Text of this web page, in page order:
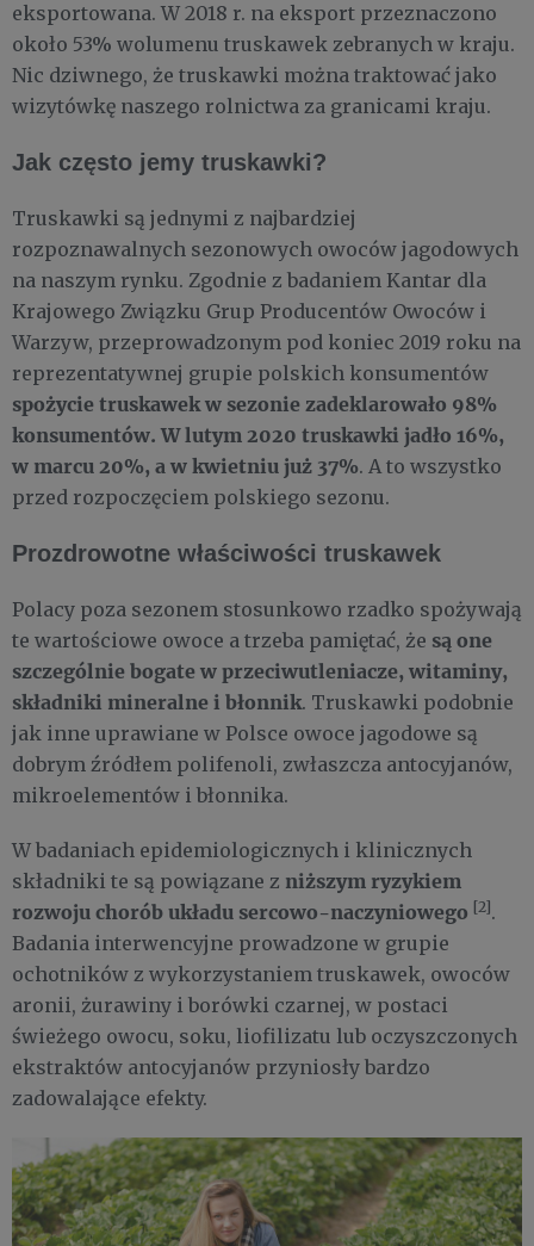
eksportowana. W 2018 r. na eksport przeznaczono
około 53% wolumenu truskawek zebranych w kraju.
Nic dziwnego, że truskawki można traktować jako
wizytówkę naszego rolnictwa za granicami kraju.
Jak często jemy truskawki?
Truskawki są jednymi z najbardziej
rozpoznawalnych sezonowych owoców jagodowych
na naszym rynku. Zgodnie z badaniem Kantar dla
Krajowego Związku Grup Producentów Owoców i
Warzyw, przeprowadzonym pod koniec 2019 roku na
reprezentatywnej grupie polskich konsumentów
spożycie truskawek w sezonie zadeklarowało 98%
konsumentów. W lutym 2020 truskawki jadło 16%,
w marcu 20%, a w kwietniu już 37%. A to wszystko
przed rozpoczęciem polskiego sezonu.
Prozdrowotne właściwości truskawek
Polacy poza sezonem stosunkowo rzadko spożywają
te wartościowe owoce a trzeba pamiętać, że są one
szczególnie bogate w przeciwutleniacze, witaminy,
składniki mineralne i błonnik. Truskawki podobnie
jak inne uprawiane w Polsce owoce jagodowe są
dobrym źródłem polifenoli, zwłaszcza antocyjanów,
mikroelementów i błonnika.
W badaniach epidemiologicznych i klinicznych
składniki te są powiązane z niższym ryzykiem
rozwoju chorób układu sercowo-naczyniowego [2] .
Badania interwencyjne prowadzone w grupie
ochotników z wykorzystaniem truskawek, owoców
aronii, żurawiny i borówki czarnej, w postaci
świeżego owocu, soku, liofilizatu lub oczyszczonych
ekstraktów antocyjanów przyniosły bardzo
zadowalające efekty.